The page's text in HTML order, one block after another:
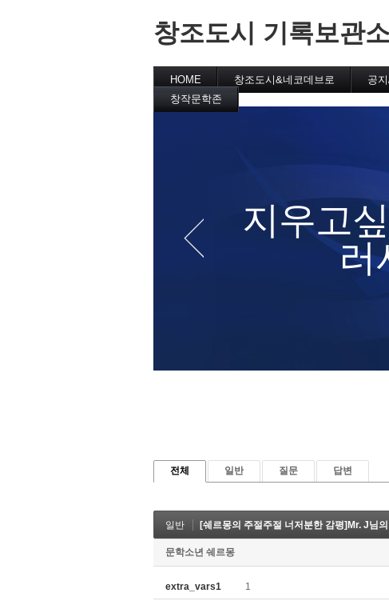
창조도시 기록보관소
HOME 창조도시&네코데브로 공
창작문학존
지우고
러
전체 일반 질문 답변
일반 [쉐르몽의 주절주절 너저분한 감평]Mr. J님
문학소년 쉐르몽
extra_vars1 1